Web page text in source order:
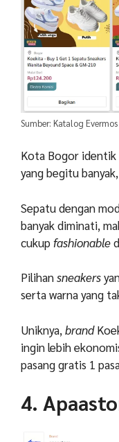
Sumber: Katalog Evermos
Kota Bogor identik
yang begitu
Sepatu dengan
banyak diminati,
cukup fashionable
Pilihansneakers
serta warna yang
Uniknya, brand
ingin lebih
pasang gratis 1
4.